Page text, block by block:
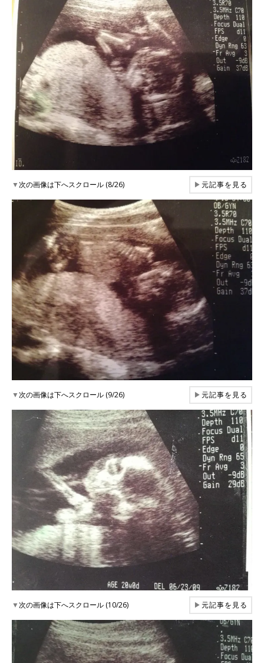
▼次の画像は下へスクロール (8/26) ▶元記事を見る
▼次の画像は下へスクロール (9/26) ▶元記事を見る
▼次の画像は下へスクロール (10/26) ▶元記事を見る